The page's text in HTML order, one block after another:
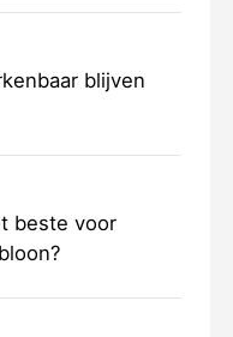
blijven
beste voor